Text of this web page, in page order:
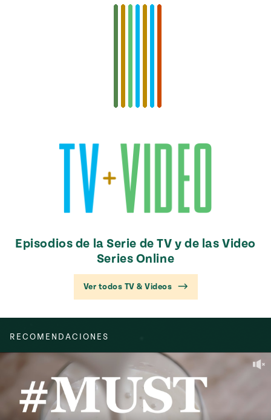
Episodios de la Serie de TV y de las Video
Series Online
Ver todos TV & Videos
RECOMENDACIONES